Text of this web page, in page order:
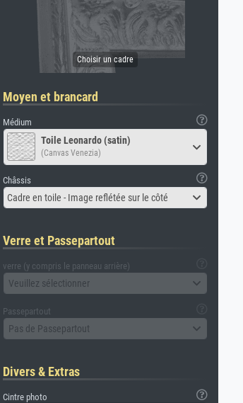
Moyen et brancard
Médium
Toile Leonardo (satin)
(Canvas Venezia)
Châssis
Cadre en toile - Image reflétée sur le côté
Verre et Passepartout
verre (y compris le panneau arrière)
Veuillez sélectionner
Passepartout
Pas de Passepartout
Divers & Extras
Cintre photo